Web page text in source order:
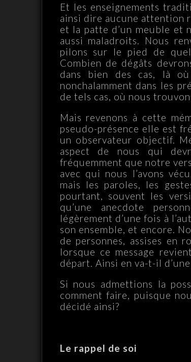
Et les enseignements
ainsi dire aucune attention
et la patte d’un meuble et
aussi maladroits. Nous
pilons sur le pied de
Combien de dégâts
dans bien des cas, là où
nonchalamment dans les
de tels cas, où nous
Mais revenons à cette
pseudo-présence elle est
un observateur objectif.
aspect de nous qui
fréquemment que notre
avec qui nous l’avons
mais les paroles, les
pourtant, souvent les
qu’une anecdote
légèrement d’une fois à
son ensemble, et encore.
de personnes, assises en
lorsque ce message
départ. Ainsi en va-t-il
Si nous admettions la
comment faire, puisque
décidé ainsi?
Le rappel de soi